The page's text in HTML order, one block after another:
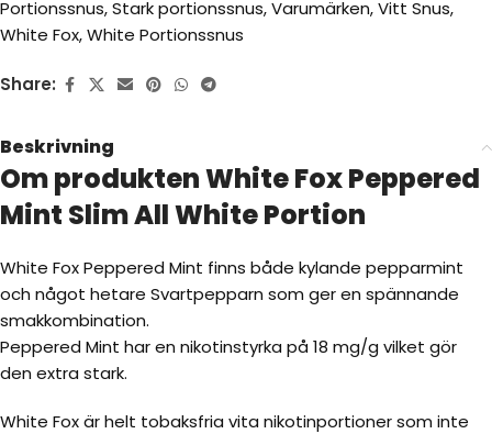
Portionssnus,Stark portionssnus,Varumärken,Vitt Snus,
White Fox,White Portionssnus
Share:
Beskrivning
Om produkten White Fox Peppered
Mint Slim All White Portion
White Fox Peppered Mint finns både kylande pepparmint
och något hetare Svartpepparn som ger en spännande
smakkombination.
Peppered Mint har en nikotinstyrka på 18 mg/g vilket gör
den extra stark.
White Fox är helt tobaksfria vita nikotinportioner som inte